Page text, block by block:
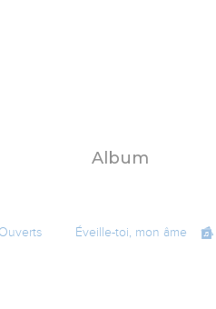
Album
Éveille-toi, mon âme